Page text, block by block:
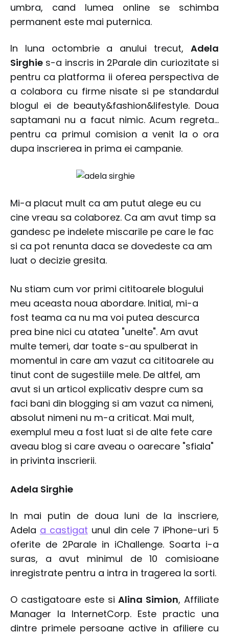
umbra, cand lumea online se schimba
permanent este mai puternica.
In luna octombrie a anului trecut, Adela
Sirghie s-a inscris in 2Parale din curiozitate si
pentru ca platforma ii oferea perspectiva de
a colabora cu firme nisate si pe standardul
blogul ei de beauty&fashion&lifestyle. Doua
saptamani nu a facut nimic. Acum regreta…
pentru ca primul comision a venit la o ora
dupa inscrierea in prima ei campanie.
Mi-a placut mult ca am putut alege eu cu
cine vreau sa colaborez. Ca am avut timp sa
gandesc pe indelete miscarile pe care le fac
si ca pot renunta daca se dovedeste ca am
luat o decizie gresita.
Nu stiam cum vor primi cititoarele blogului
meu aceasta noua abordare. Initial, mi-a
fost teama ca nu ma voi putea descurca
prea bine nici cu atatea "unelte". Am avut
multe temeri, dar toate s-au spulberat in
momentul in care am vazut ca cititoarele au
tinut cont de sugestiile mele. De altfel, am
avut si un articol explicativ despre cum sa
faci bani din blogging si am vazut ca nimeni,
absolut nimeni nu m-a criticat. Mai mult,
exemplul meu a fost luat si de alte fete care
aveau blog si care aveau o oarecare "sfiala"
in privinta inscrierii.
Adela Sirghie
In mai putin de doua luni de la inscriere,
Adela a castigat unul din cele 7 iPhone-uri 5
oferite de 2Parale in iChallenge. Soarta i-a
suras, a avut minimul de 10 comisioane
inregistrate pentru a intra in tragerea la sorti.
O castigatoare este siAlina Simion, Affiliate
Manager la InternetCorp. Este practic una
dintre primele persoane active in afiliere cu